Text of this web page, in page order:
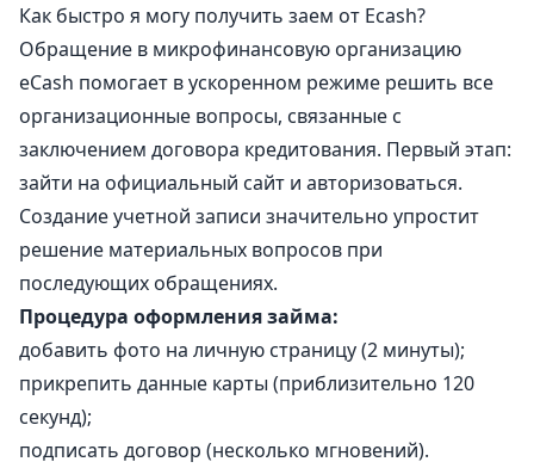
Как быстро я могу получить заем от Ecash?
Обращение в микрофинансовую организацию
eCash помогает в ускоренном режиме решить все
организационные вопросы, связанные с
заключением договора кредитования. Первый этап:
зайти на официальный сайт и авторизоваться.
Создание учетной записи значительно упростит
решение материальных вопросов при
последующих обращениях.
Процедура оформления займа:
добавить фото на личную страницу (2 минуты);
прикрепить данные карты (приблизительно 120
секунд);
подписать договор (несколько мгновений).